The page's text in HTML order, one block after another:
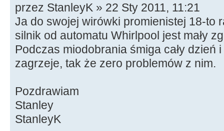
przez StanleyK » 22 Sty 2011, 11:21
Ja do swojej wirówki promienistej 18-to
silnik od automatu Whirlpool jest mały
Podczas miodobrania śmiga cały dzień
zagrzeje, tak że zero problemów z nim.
Pozdrawiam
Stanley
StanleyK